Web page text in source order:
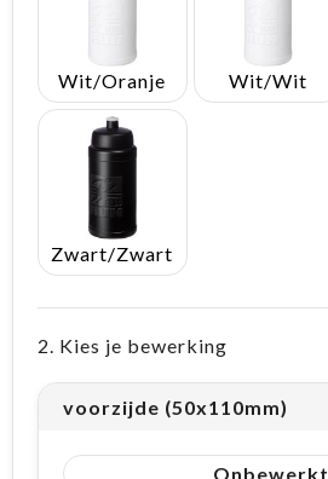
Wit/Oranje Wit/Wit
Zwart/Zwart
2. Kies je bewerking
voorzijde (50x110mm)
Onbewerkt